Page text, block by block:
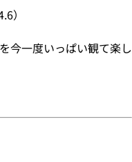
）
今一度いっぱい観て楽し